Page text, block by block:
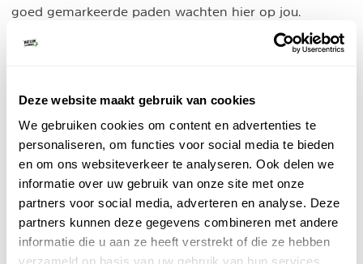
Deze website maakt gebruik van cookies
We gebruiken cookies om content en advertenties te
personaliseren, om functies voor social media te bieden
en om ons websiteverkeer te analyseren. Ook delen we
informatie over uw gebruik van onze site met onze
partners voor social media, adverteren en analyse. Deze
partners kunnen deze gegevens combineren met andere
informatie die u aan ze heeft verstrekt of die ze hebben
verzameld op basis van uw gebruik van hun services.
goed gemarkeerde paden wachten hier op jou.
Slaapplek zoeken
Bijzonder overnachten
Verschillende soorten hotels, huisjes en b&b's in
het veelzijdige Slowakije boek je eenvoudig via
BEKIJK